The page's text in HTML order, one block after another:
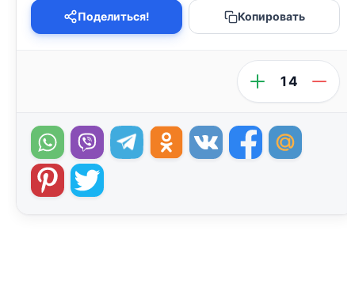
Поделиться! Копировать
14